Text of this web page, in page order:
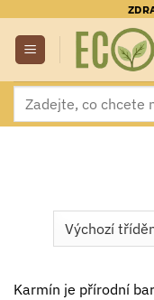
obsah
Hledat:
Karmín je přírodní